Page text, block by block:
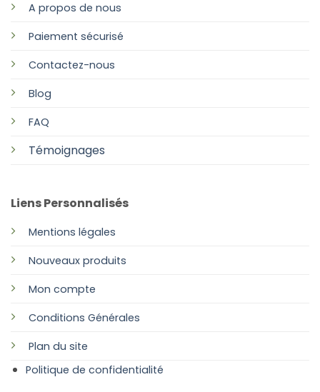
A propos de nous
Paiement sécurisé
Contactez-nous
Blog
FAQ
Témoignages
Liens Personnalisés
Mentions légales
Nouveaux produits
Mon compte
Conditions Générales
Plan du site
Politique de confidentialité